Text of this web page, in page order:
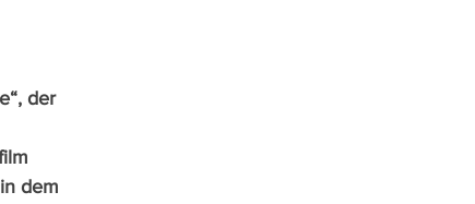
der
dem